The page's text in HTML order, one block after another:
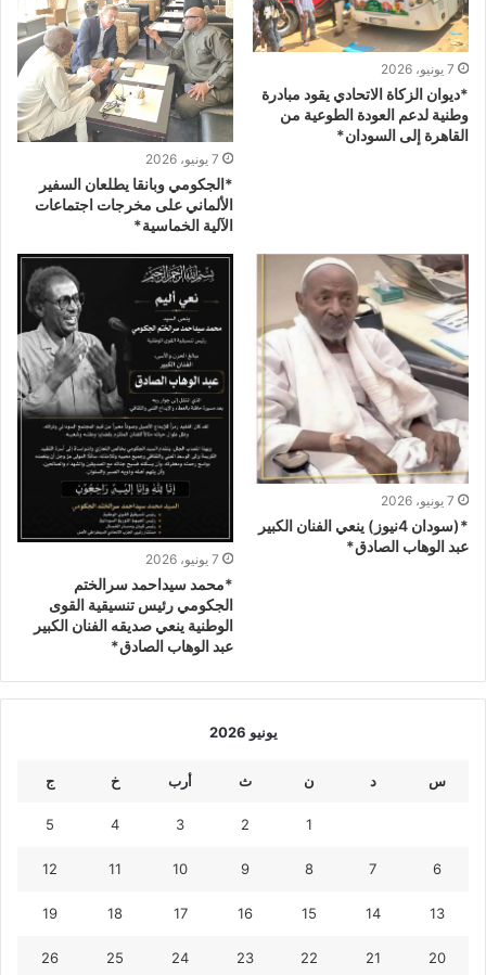
7 يونيو، 2026
*ديوان الزكاة الاتحادي يقود مبادرة
وطنية لدعم العودة الطوعية من
القاهرة إلى السودان*
7 يونيو، 2026
*الجكومي وبانقا يطلعان السفير
الألماني على مخرجات اجتماعات
الآلية الخماسية*
7 يونيو، 2026
*(سودان 4نيوز) ينعي الفنان الكبير
عبد الوهاب الصادق*
7 يونيو، 2026
*محمد سيداحمد سرالختم
الجكومي رئيس تنسيقية القوى
الوطنية ينعي صديقه الفنان الكبير
عبد الوهاب الصادق*
يونيو 2026
س د ن ث أرب خ ج
1
2
3
4
5
6
7
8
9
10
11
12
13
14
15
16
17
18
19
20
21
22
23
24
25
26